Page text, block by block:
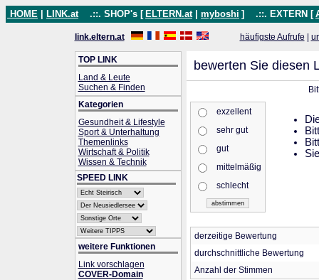
HOME LINK.at .::. SHOP's [ ELTERN.at myboshi ] .::. EXTERN [
link.eltern.at häufigste Aufrufe
TOP LINK
Land & Leute
Suchen & Finden
Kategorien
Gesundheit & Lifestyle
Sport & Unterhaltung
Themenlinks
Wirtschaft & Politik
Wissen & Technik
SPEED LINK
weitere Funktionen
Link vorschlagen
COVER-Domain
bewerten Sie diesen
exzellent
sehr gut
gut
mittelmäßig
schlecht
derzeitige Bewertung
durchschnittliche Bewertung
Anzahl der Stimmen